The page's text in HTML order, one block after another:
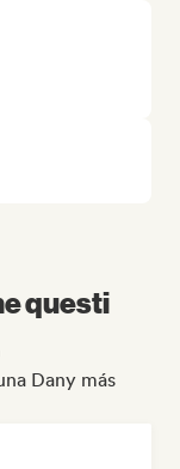
questi
Dany más